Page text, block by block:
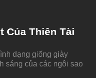
Của Thiên Tài
dạng giống giày
sáng của các ngôi sao